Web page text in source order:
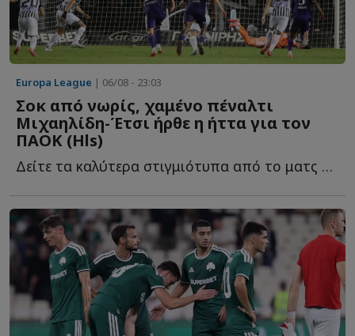
Europa League | 06/08 - 23:03
Σοκ από νωρίς, χαμένο πέναλτι
Μιχαηλίδη-Έτσι ήρθε η ήττα για τον
ΠΑΟΚ (Hls)
Δείτε τα καλύτερα στιγμιότυπα από το ματς της Τούμπας, μ...